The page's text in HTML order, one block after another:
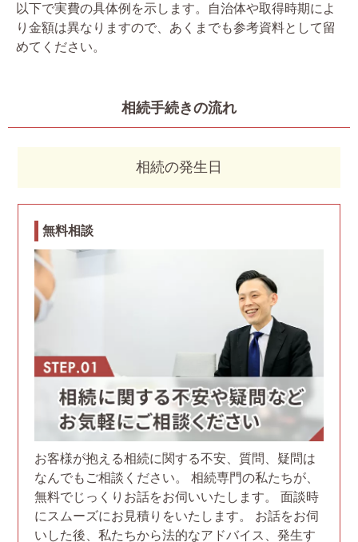
以下で実費の具体例を示します。自治体や取得時期によ
り金額は異なりますので、あくまでも参考資料として留
めてください。
相続手続きの流れ
相続の発生日
無料相談
お客様が抱える相続に関する不安、質問、疑問は
なんでもご相談ください。 相続専門の私たちが、
無料でじっくりお話をお伺いいたします。 面談時
にスムーズにお見積りをいたします。 お話をお伺
いした後、私たちから法的なアドバイス、発生す